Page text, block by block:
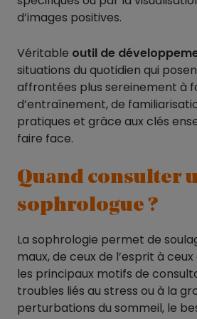
d’images positives.
Véritable outil de
situations du quotidien qui
affrontées plus sereinement à
d’entraînement, de
pratiques et grâce aux clés
faire face.
Quand consulter
sophrologue ?
La sophrologie permet de
maux, de ceux de l’esprit à
les principaux motifs de
troubles liés au stress ou à la
perturbations du sommeil, le